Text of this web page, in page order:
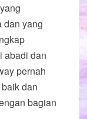
dan yang
abadi dan
pernah
dan
bagian